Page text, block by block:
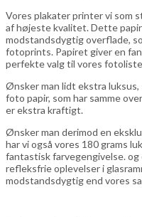
Vores plakater printer vi som
af højeste kvalitet. Dette papir
modstandsdygtig overflade,
fotoprints. Papiret giver en
perfekte valg til vores
Ønsker man lidt ekstra luksus,
foto papir, som har samme
er ekstra kraftigt.
Ønsker man derimod en
har vi også vores 180 grams
fantastisk farvegengivelse.
refleksfrie oplevelser i
modstandsdygtig end vores